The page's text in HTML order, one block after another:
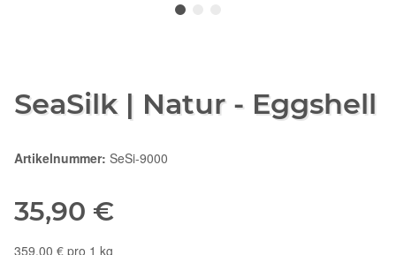
SeaSilk | Natur - Eggshell
Artikelnummer: SeSi-9000
35,90 €
359,00 € pro 1 kg